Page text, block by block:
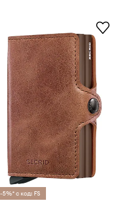
-5%* с код: FS